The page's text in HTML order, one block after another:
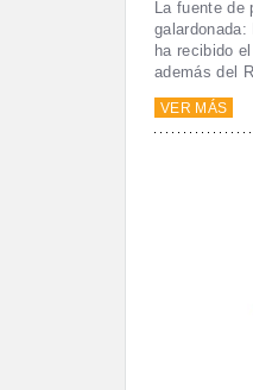
La fuente de
ha recibido
además del
VER MÁS